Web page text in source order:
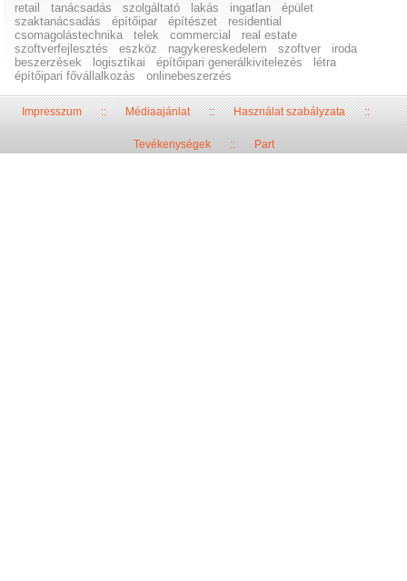
retail tanácsadás szolgáltató lakás ingatlan
épület
szaktanácsadás
építőipar építészet
residential
csomagolástechnika
telek commercial
real estate
szoftverfejlesztés
eszköz nagykereskedelem szoftver
iroda
beszerzések
logisztikai építőipari generálkivitelezés
létra
építőipari fővállalkozás
onlinebeszerzés
Impresszum::Médiaajánlat::Használat szabályzata::
Tevékenységek:: Part